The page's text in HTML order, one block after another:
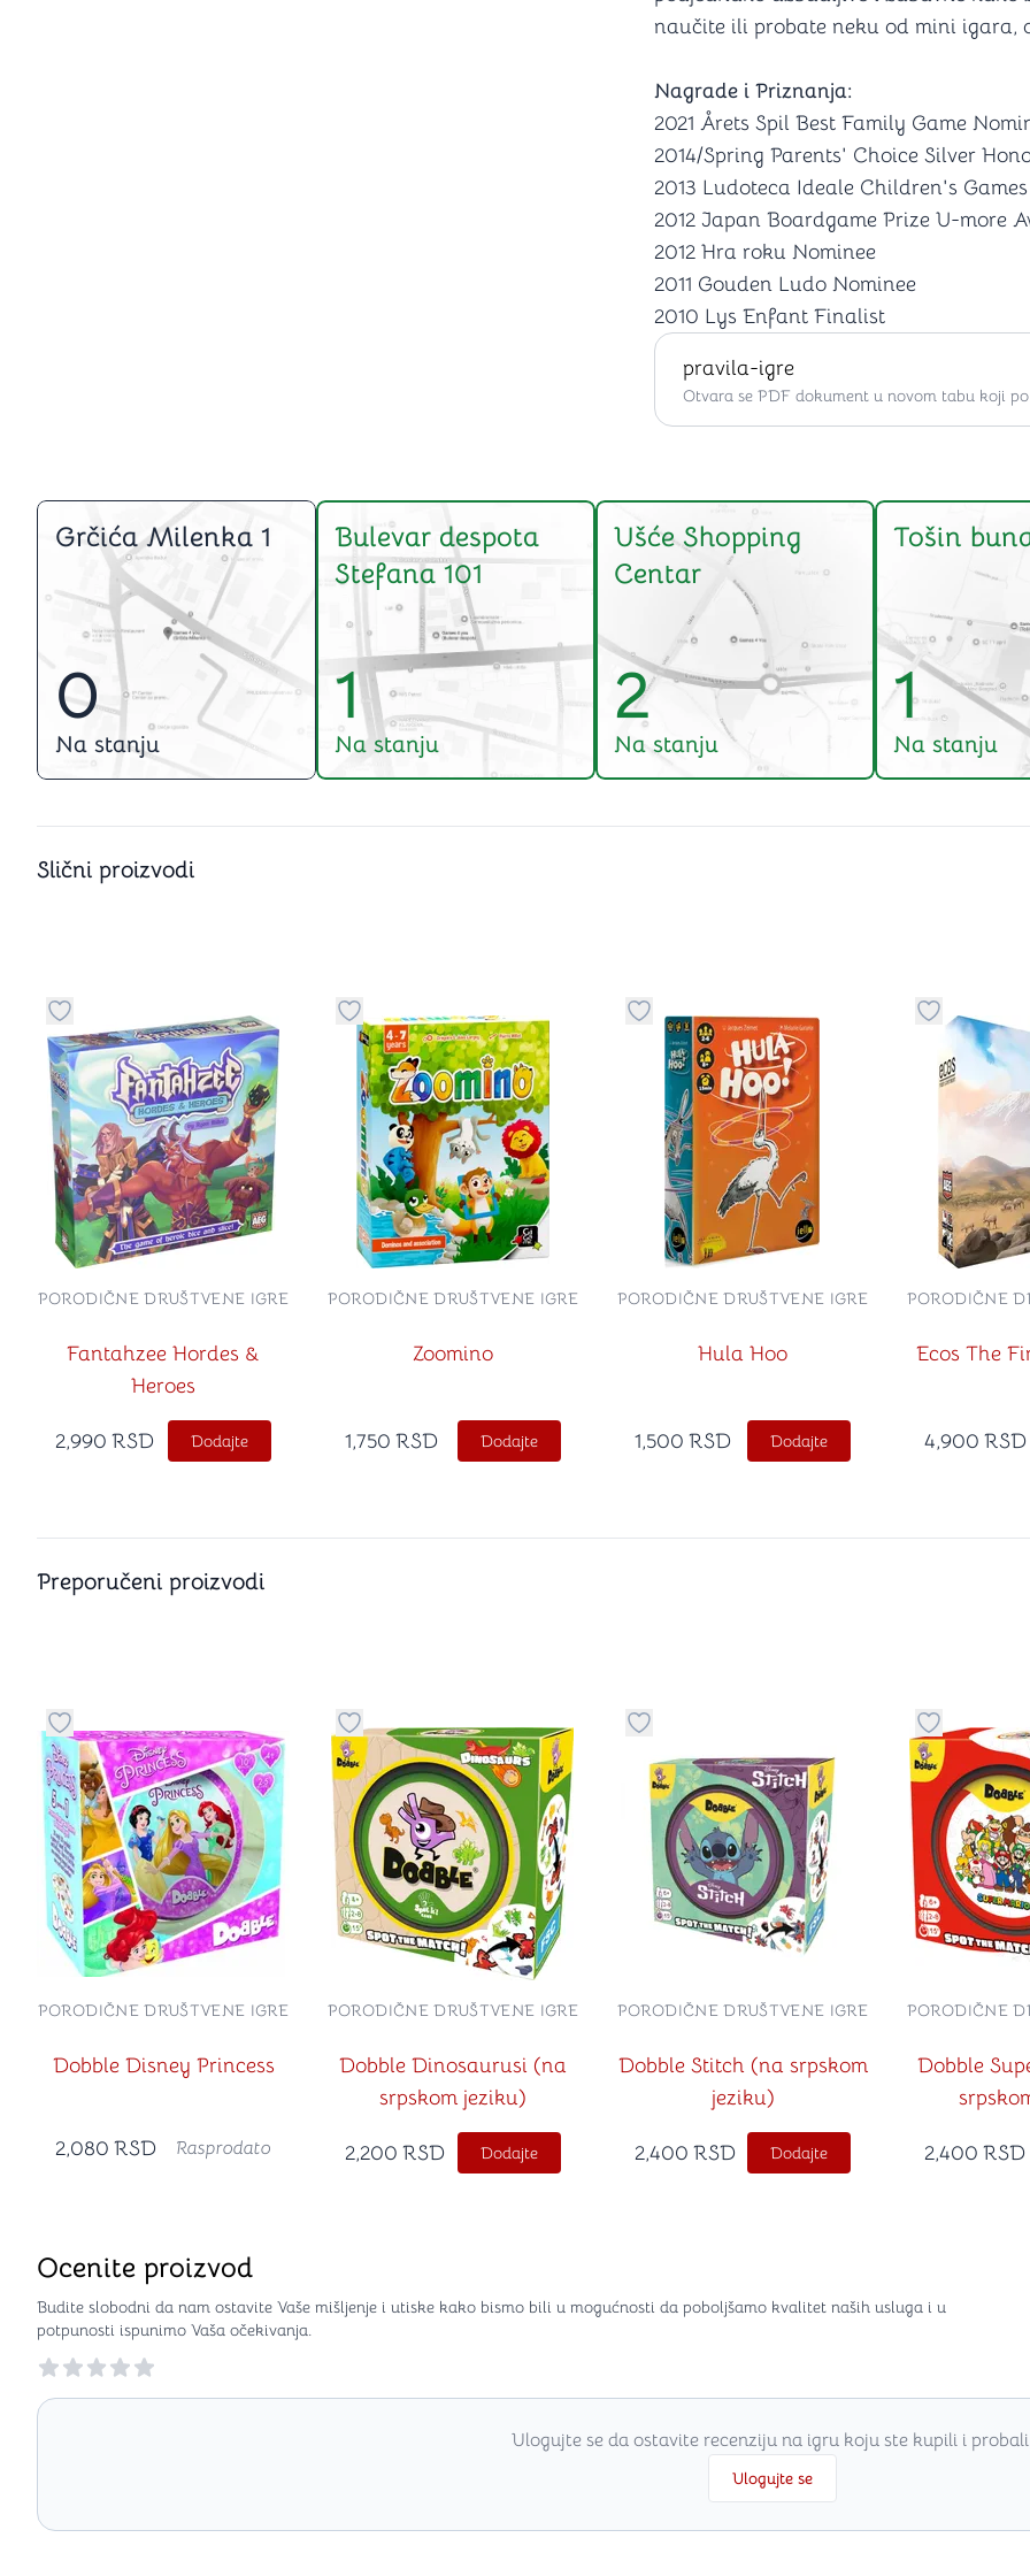
naučite ili probate neku od mini igara,
Nagrade i Priznanja:
2021 Årets Spil Best Family Game
2014/Spring Parents' Choice Silver
2013 Ludoteca Ideale Children's
2012 Japan Boardgame Prize U-more
2012 Hra roku Nominee
2011 Gouden Ludo Nominee
2010 Lys Enfant Finalist
pravila-igre
Otvara se PDF dokument u novom tabu koji
Grčića Milenka 1
0
Na stanju
Bulevar despota
Stefana 101
1
Na stanju
Ušće Shopping
Centar
2
Na stanju
Tošin
1
Na stanju
Slični proizvodi
Dugme za dodavanje stvari u kategoriju omiljeno
Fantahzee Hordes &
Heroes
PORODIČNE DRUŠTVENE IGRE
2,990 RSD Dodajte
Dugme za dodavanje stvari u kategoriju omiljeno
Zoomino
PORODIČNE DRUŠTVENE IGRE
1,750 RSD Dodajte
Dugme za dodavanje stvari u kategoriju omiljeno
Hula Hoo
PORODIČNE DRUŠTVENE IGRE
1,500 RSD Dodajte
Dugme za
Ecos The
PORODIČNE
4,900 RSD
Preporučeni proizvodi
Dugme za dodavanje stvari u kategoriju omiljeno
Dobble Disney Princess
PORODIČNE DRUŠTVENE IGRE
2,080 RSD Rasprodato
Dugme za dodavanje stvari u kategoriju omiljeno
Dobble Dinosaurusi (na
srpskom jeziku)
PORODIČNE DRUŠTVENE IGRE
2,200 RSD Dodajte
Dugme za dodavanje stvari u kategoriju
Dobble Stitch (na srpskom
jeziku)
PORODIČNE DRUŠTVENE IGRE
2,400 RSD Dodajte
Dugme za
Dobble
PORODIČNE
2,400 RSD
Ocenite proizvod
Budite slobodni da nam ostavite Vaše mišljenje i utiske kako bismo bili u mogućnosti da poboljšamo kvalitet naših usluga i u
potpunosti ispunimo Vaša očekivanja.
Reviews
Ulogujte se da ostavite recenziju na igru koju ste kupili i
Ulogujte se